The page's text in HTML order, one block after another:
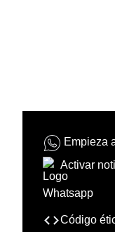
Empieza
Activar
Código